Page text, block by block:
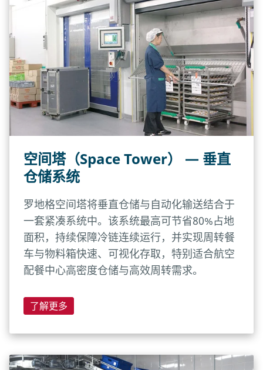
空间塔（Space Tower） — 垂直
仓储系统
罗地格空间塔将垂直仓储与自动化输送结合于
一套紧凑系统中。该系统最高可节省80%占地
面积，持续保障冷链连续运行，并实现周转餐
车与物料箱快速、可视化存取，特别适合航空
配餐中心高密度仓储与高效周转需求。
了解更多